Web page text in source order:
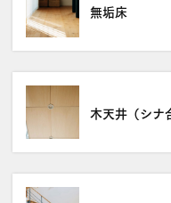
無垢床
木天井（シナ